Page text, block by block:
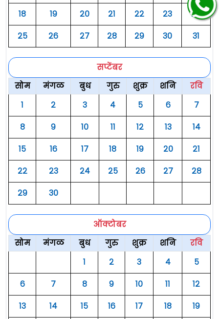
१८
१९ २० २१ २२ २३
२४
२५
२६ २७ २८ २९ ३० ३१
सप्टेंबर
सोम
मंगळ बुध गुरु शुक्र शनि
रवि
१
२ ३ ४ ५ ६
७
८
९ १० ११ १२ १३
१४
१५
१६ १७ १८ १९ २०
२१
२२
२३ २४ २५ २६ २७
२८
२९
३०
ऑक्टोबर
सोम
मंगळ बुध गुरु शुक्र शनि
रवि
१
२ ३ ४
५
६
७ ८ ९ १० ११
१२
१३
१४ १५ १६ १७ १८
१९